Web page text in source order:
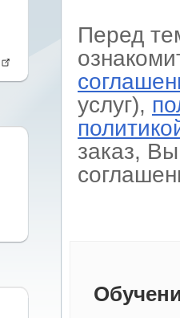
Перед
услуг),
заказ,